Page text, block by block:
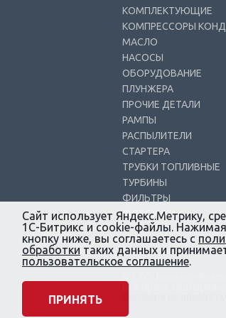
КОМПЛЕКТУЮЩИЕ
КОМПРЕССОРЫ
МАСЛО
НАСОСЫ
ОБОРУДОВАНИЕ
ПЛУНЖЕРА
ПРОЧИЕ ДЕТАЛИ
РАМПЫ
РАСПЫЛИТЕЛИ
СТАРТЕРА
ТРУБКИ ТОПЛИВНЫЕ
ТУРБИНЫ
ФИЛЬТРЫ
ФОРСУНКИ
© КТС-Дизель –
Все права защищены,
Согласие на
Сайт использует Яндекс.Метрику,
1С-Битрикс и cookie-файлы. Нажимая
кнопку ниже, вы соглашаетесь с
обработки таких данных и
пользовательское соглашение.
ПРИНЯТЬ